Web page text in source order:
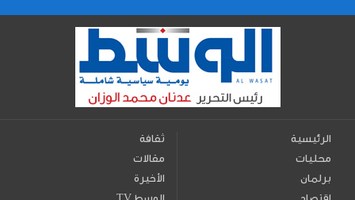
الرئيسية
محليات
برلمان
ثقافة
مقالات
الأخيرة